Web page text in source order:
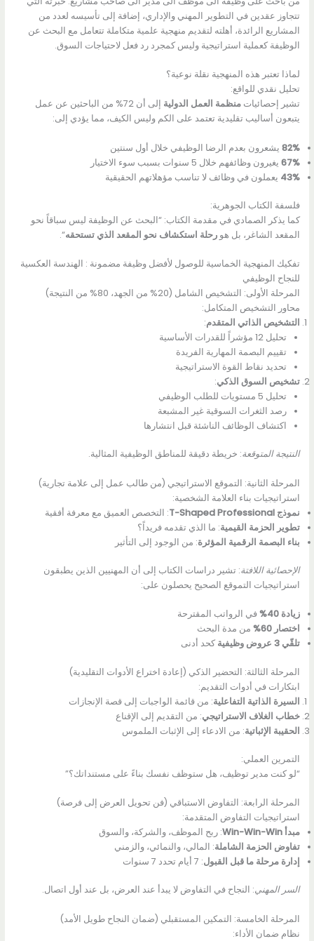
تتجاوز عقدين في التطوير المهني والإداري، إضافة إلى تأسيسه لعدد من
المشاريع الرائدة، أهلته لتقديم منهجية علمية متكاملة تتعامل مع البحث عن
الوظيفة كعملية استراتيجية وليس كمجرد رد فعل لاحتياجات السوق.
لماذا تعتبر هذه المنهجية نقلة نوعية؟
تحليل نقدي للواقع:
تشير إحصائيات منظمة العمل الدولية
إلى أن 72% من الباحثين عن عمل
يتبعون أساليب تقليدية تعتمد على الكم وليس الكيف، مما يؤدي إلى:
82%يشعرون بعدم الرضا الوظيفي خلال أول سنتين
67%يغيرون وظائفهم خلال 5 سنوات بسبب سوء الاختيار
43% يعملون في وظائف لا تناسب مؤهلاتهم الحقيقية
فلسفة الكتاب الجوهرية:
كما يذكر الصمادي في مقدمة الكتاب: “البحث عن الوظيفة ليس سباقاً نحو
المقعد الشاغر، بل هو رحلة استكشاف نحو المقعد الذي تستحقه“.
تفكيك المنهجية الخماسية للوصول لأفضل وظيفة مضمونة : الهندسة العكسية
للنجاح الوظيفي
المرحلة الأولى: التشخيص الشامل (20% من الجهد، 80% من النتيجة)
محاور التشخيص المتكامل:
التشخيص الذاتي المتقدم:
تحليل 12 مؤشراً للقدرات الأساسية
تقييم البصمة المهارية الفريدة
تحديد نقاط القوة الاستراتيجية
تشخيص السوق الذكي:
تحليل 5 مستويات للطلب الوظيفي
رصد الثغرات السوقية غير المشبعة
اكتشاف الوظائف الناشئة قبل انتشارها
النتيجة المتوقعة: خريطة دقيقة للمناطق الوظيفية المثالية.
المرحلة الثانية: التموقع الاستراتيجي (من طالب عمل إلى علامة تجارية)
استراتيجيات بناء العلامة الشخصية:
نموذج T-Shaped Professional
: التخصص العميق مع معرفة أفقية
تطوير الحزمة القيمية: ما الذي تقدمه فريداً؟
بناء البصمة الرقمية المؤثرة: من الوجود إلى التأثير
الإحصائية اللافتة: تشير دراسات الكتاب إلى أن المهنيين الذين يطبقون
استراتيجيات التموقع الصحيح يحصلون على:
زيادة 40%
في الرواتب المقترحة
اختصار 60%
من مدة البحث
تلقّي 3 عروض وظيفية
كحد أدنى
المرحلة الثالثة: التحضير الذكي (إعادة اختراع الأدوات التقليدية)
ابتكارات في أدوات التقديم:
السيرة الذاتية التفاعلية: من قائمة الواجبات إلى قصة الإنجازات
خطاب الغلاف الاستراتيجي: من التقديم إلى الإقناع
الحقيبة الإثباتية: من الادعاء إلى الإثبات الملموس
التمرين العملي:
“لو كنت مدير توظيف، هل ستوظف نفسك بناءً على مستنداتك؟”
المرحلة الرابعة: التفاوض الاستباقي (فن تحويل العرض إلى فرصة)
استراتيجيات التفاوض المتقدمة:
مبدأ Win-Win-Win
: ربح الموظف، والشركة، والسوق
تفاوض الحزمة الشاملة: المالي، والنمائي، والزمني
إدارة مرحلة ما قبل القبول: 7 أيام تحدد 7 سنوات
السر المهني: النجاح في التفاوض لا يبدأ عند العرض، بل عند أول اتصال.
المرحلة الخامسة: التمكين المستقبلي (ضمان النجاح طويل الأمد)
نظام ضمان الأداء: